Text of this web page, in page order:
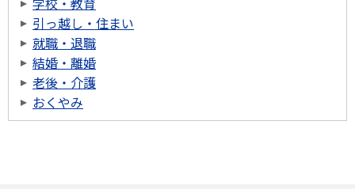
引っ越し・住まい
就職・退職
結婚・離婚
老後・介護
おくやみ